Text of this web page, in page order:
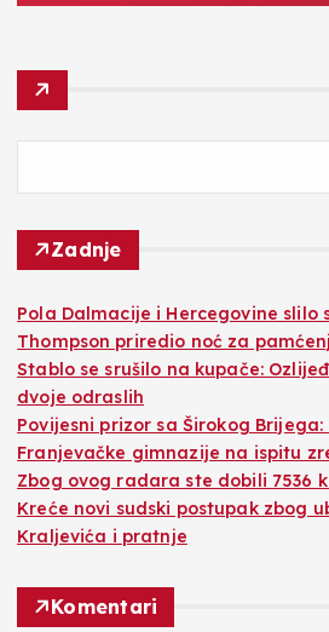
Zadnje
Pola Dalmacije i Hercegovine slilo
Thompson priredio noć za
Stablo se srušilo na kupače:
dvoje odraslih
Povijesni prizor sa Širokog
Franjevačke gimnazije na ispitu
Zbog ovog radara ste dobili 7536
Kreće novi sudski postupak zbog
Kraljevića i pratnje
Komentari